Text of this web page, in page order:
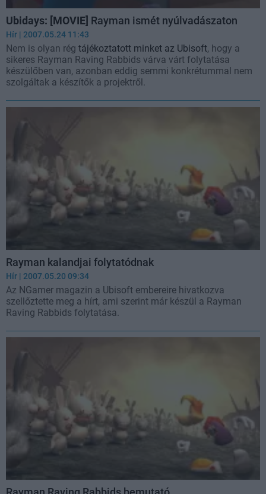
Ubidays: [MOVIE] Rayman ismét nyúlvadászaton
Hír | 2007.05.24 11:43
Nem is olyan rég tájékoztatott minket az Ubisoft, hogy a
sikeres Rayman Raving Rabbids várva várt folytatása
készülőben van, azonban eddig semmi konkrétummal nem
szolgáltak a készítők a projektről.
Rayman kalandjai folytatódnak
Hír | 2007.05.20 09:34
Az NGamer magazin a Ubisoft embereire hivatkozva
szellőztette meg a hírt, ami szerint már készül a Rayman
Raving Rabbids folytatása.